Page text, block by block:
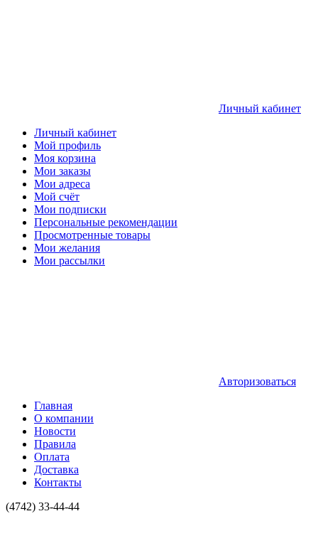
Личный кабинет
Личный кабинет
Мой профиль
Моя корзина
Мои заказы
Мои адреса
Мой счёт
Мои подписки
Персональные рекомендации
Просмотренные товары
Мои желания
Мои рассылки
Авторизоваться
Главная
О компании
Новости
Правила
Оплата
Доставка
Контакты
(4742) 33-44-44